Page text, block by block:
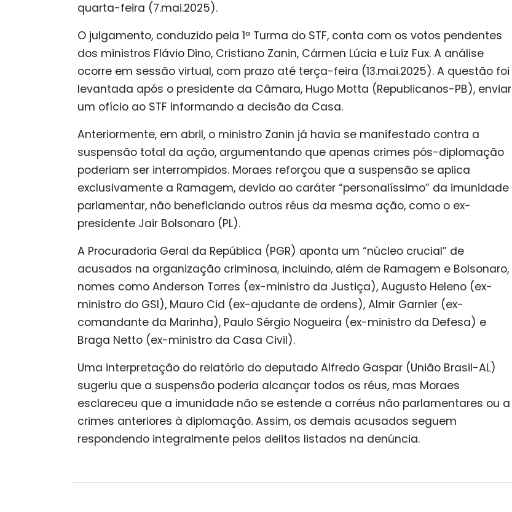
quarta-feira (7.mai.2025).
O julgamento, conduzido pela 1ª Turma do STF, conta com os votos pendentes
dos ministros Flávio Dino, Cristiano Zanin, Cármen Lúcia e Luiz Fux. A análise
ocorre em sessão virtual, com prazo até terça-feira (13.mai.2025). A questão foi
levantada após o presidente da Câmara, Hugo Motta (Republicanos-PB), enviar
um ofício ao STF informando a decisão da Casa.
Anteriormente, em abril, o ministro Zanin já havia se manifestado contra a
suspensão total da ação, argumentando que apenas crimes pós-diplomação
poderiam ser interrompidos. Moraes reforçou que a suspensão se aplica
exclusivamente a Ramagem, devido ao caráter “personalíssimo” da imunidade
parlamentar, não beneficiando outros réus da mesma ação, como o ex-
presidente Jair Bolsonaro (PL).
A Procuradoria Geral da República (PGR) aponta um “núcleo crucial” de
acusados na organização criminosa, incluindo, além de Ramagem e Bolsonaro,
nomes como Anderson Torres (ex-ministro da Justiça), Augusto Heleno (ex-
ministro do GSI), Mauro Cid (ex-ajudante de ordens), Almir Garnier (ex-
comandante da Marinha), Paulo Sérgio Nogueira (ex-ministro da Defesa) e
Braga Netto (ex-ministro da Casa Civil).
Uma interpretação do relatório do deputado Alfredo Gaspar (União Brasil-AL)
sugeriu que a suspensão poderia alcançar todos os réus, mas Moraes
esclareceu que a imunidade não se estende a corréus não parlamentares ou a
crimes anteriores à diplomação. Assim, os demais acusados seguem
respondendo integralmente pelos delitos listados na denúncia.